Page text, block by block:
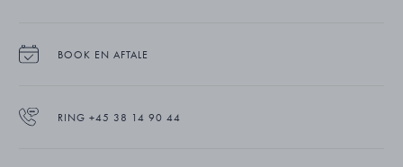
BOOK EN AFTALE
RING +45 38 14 90 44